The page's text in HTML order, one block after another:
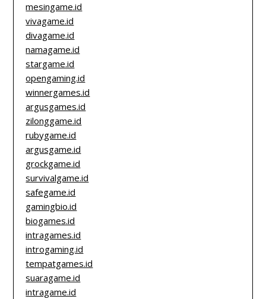
mesingame.id
vivagame.id
divagame.id
namagame.id
stargame.id
opengaming.id
winnergames.id
argusgames.id
zilonggame.id
rubygame.id
argusgame.id
grockgame.id
survivalgame.id
safegame.id
gamingbio.id
biogames.id
intragames.id
introgaming.id
tempatgames.id
suaragame.id
intragame.id